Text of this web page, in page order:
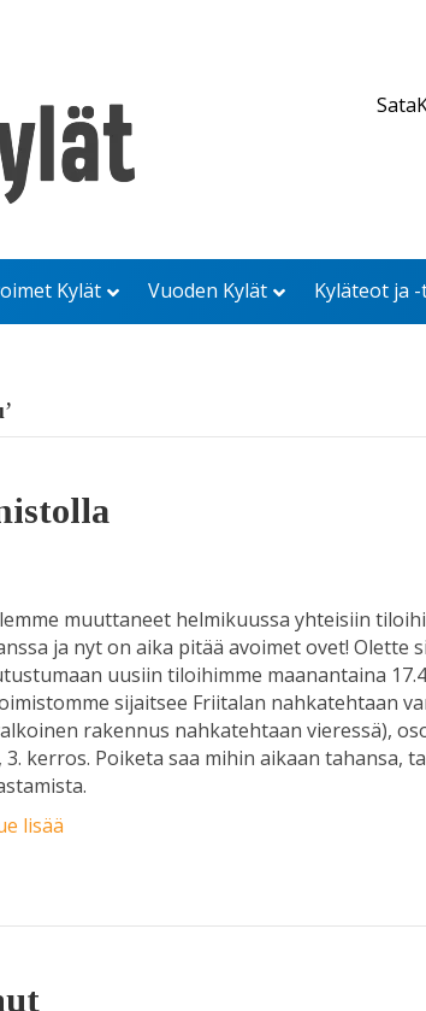
Kylät Vuoden Kylät Kyläteot ja
muuttaneet helmikuussa yhteisiin
ja nyt on aika pitää avoimet ovet! Olette
uusiin tiloihimme maanantaina
sijaitsee Friitalan nahkatehtaan
rakennus nahkatehtaan vieressä),
3. kerros. Poiketa saa mihin aikaan tahansa,
lisää